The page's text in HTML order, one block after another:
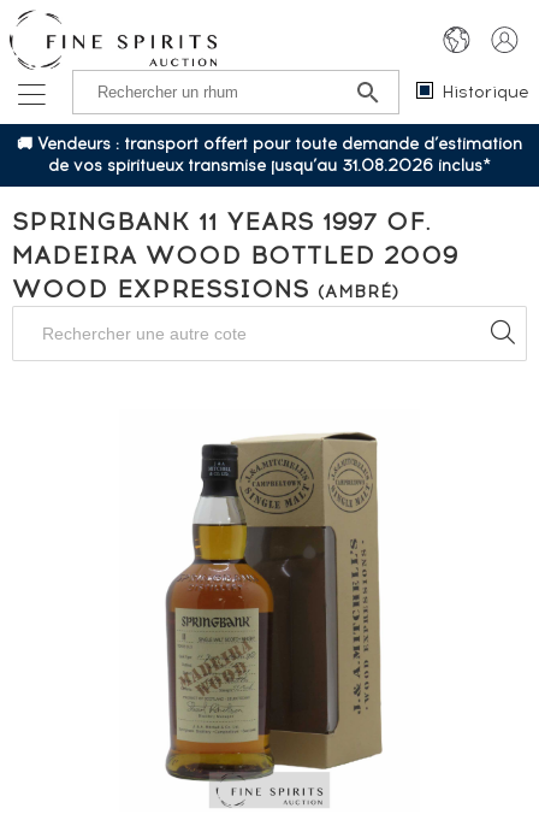
Historique
🚚 Vendeurs : transport offert pour toute demande d’estimation
de vos spiritueux transmise jusqu’au 31.08.2026 inclus*
SPRINGBANK 11 YEARS 1997 OF.
MADEIRA WOOD BOTTLED 2009
WOOD EXPRESSIONS (AMBRÉ)